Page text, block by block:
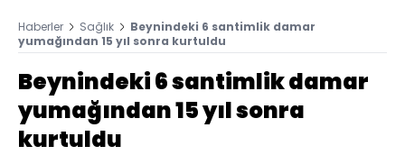
Haberler Sağlık
Beynindeki 6 santimlik damar
yumağından 15 yıl sonra kurtuldu
Beynindeki 6 santimlik damar
yumağından 15 yıl sonra
kurtuldu